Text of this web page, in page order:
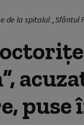
de la spitalul
puse